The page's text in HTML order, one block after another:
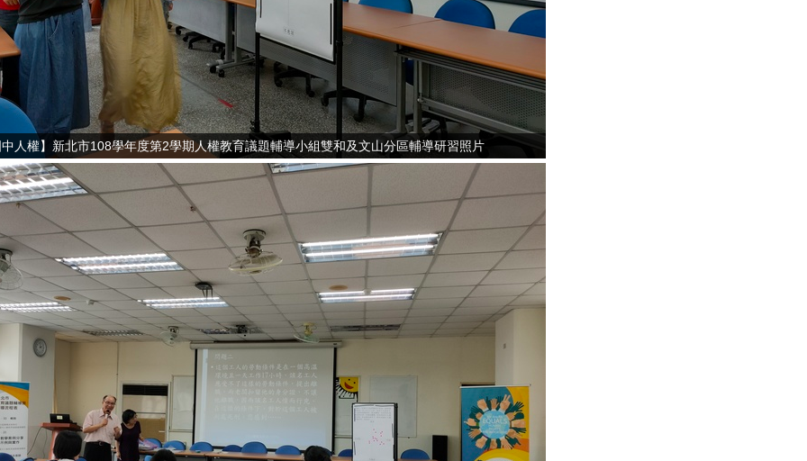
人權】新北市108學年度第2學期人權教育議題輔導小組雙和及文山分區輔導研習照片